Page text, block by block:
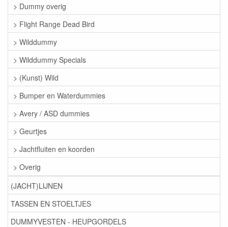
> Dummy overig
> Flight Range Dead Bird
> Wilddummy
> Wilddummy Specials
> (Kunst) Wild
> Bumper en Waterdummies
> Avery / ASD dummies
> Geurtjes
> Jachtfluiten en koorden
> Overig
(JACHT)LIJNEN
TASSEN EN STOELTJES
DUMMYVESTEN - HEUPGORDELS